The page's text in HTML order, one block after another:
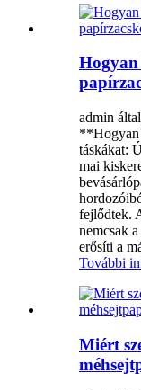
Hogyan
admin
**Hogyan
táskákat:
mai
fejlődtek.
nemcsak
erősíti a
További
Miért